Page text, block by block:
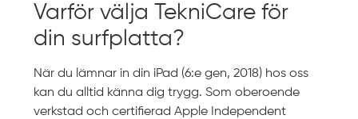
Varför välja TekniCare för
din surfplatta?
När du lämnar in din iPad (6:e gen, 2018) hos oss
kan du alltid känna dig trygg. Som oberoende
verkstad och certifierad Apple Independent